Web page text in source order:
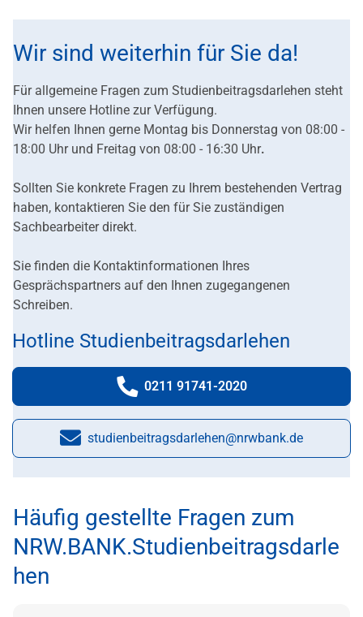
Wir sind weiterhin für Sie da!
Für allgemeine Fragen zum Studienbeitragsdarlehen steht
Ihnen unsere Hotline zur Verfügung.
Wir helfen Ihnen gerne Montag bis Donnerstag von 08:00 -
18:00 Uhr und Freitag von 08:00 - 16:30 Uhr.
Sollten Sie konkrete Fragen zu Ihrem bestehenden Vertrag
haben, kontaktieren Sie den für Sie zuständigen
Sachbearbeiter direkt.
Sie finden die Kontaktinformationen Ihres
Gesprächspartners auf den Ihnen zugegangenen
Schreiben.
Hotline Studienbeitragsdarlehen
Telefonnummer:
0211 91741-2020
E-Mail:
studienbeitragsdarlehen@nrwbank.de
Häufig gestellte Fragen zum
NRW.BANK.Studienbeitragsdarle
hen